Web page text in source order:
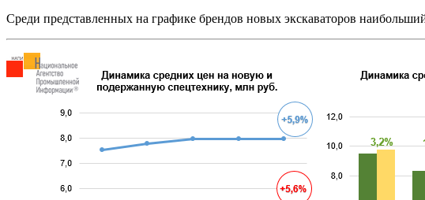
Среди представленных на графике брендов новых экскаваторов